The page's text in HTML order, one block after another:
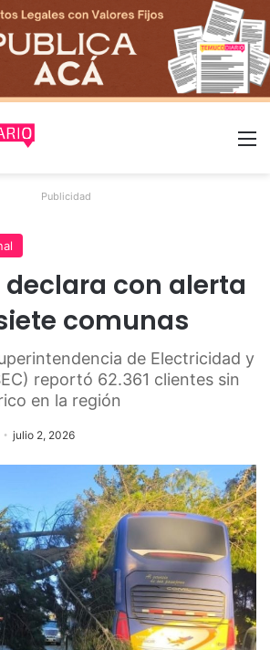
Publicidad
declara con alerta
comunas
de Electricidad y
reportó 62.361 clientes sin
en la región
julio 2, 2026